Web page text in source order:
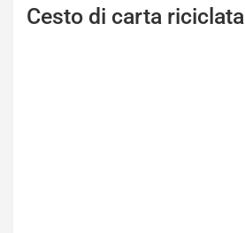
Cesto di carta riciclata